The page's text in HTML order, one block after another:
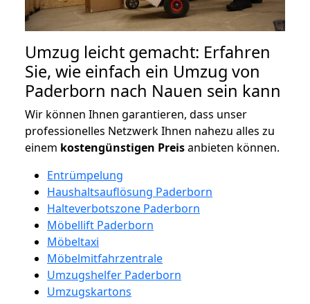
Umzug leicht gemacht: Erfahren
Sie, wie einfach ein Umzug von
Paderborn nach Nauen sein kann
Wir können Ihnen garantieren, dass unser
professionelles Netzwerk Ihnen nahezu alles zu
einem kostengünstigen Preisanbieten können.
Entrümpelung
Haushaltsauflösung Paderborn
Halteverbotszone Paderborn
Möbellift Paderborn
Möbeltaxi
Möbelmitfahrzentrale
Umzugshelfer Paderborn
Umzugskartons